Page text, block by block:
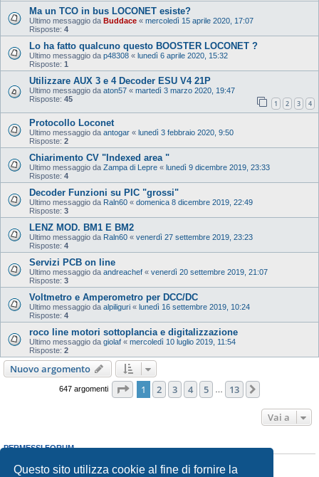
Questo sito utilizza cookie al fine di fornire la
Ma un TCO in bus LOCONET esiste?
Ultimo messaggio da Buddace « mercoledì 15 aprile 2020, 17:07
Risposte: 4
Lo ha fatto qualcuno questo BOOSTER LOCONET ?
Ultimo messaggio da p48308 « lunedì 6 aprile 2020, 15:32
Risposte: 1
Utilizzare AUX 3 e 4 Decoder ESU V4 21P
Ultimo messaggio da aton57 « martedì 3 marzo 2020, 19:47
Risposte: 45 1 2 3 4
Protocollo Loconet
Ultimo messaggio da antogar « lunedì 3 febbraio 2020, 9:50
Risposte: 2
Chiarimento CV "Indexed area "
Ultimo messaggio da Zampa di Lepre « lunedì 9 dicembre 2019, 23:33
Risposte: 4
Decoder Funzioni su PIC "grossi"
Ultimo messaggio da Raln60 « domenica 8 dicembre 2019, 22:49
Risposte: 3
LENZ MOD. BM1 E BM2
Ultimo messaggio da Raln60 « venerdì 27 settembre 2019, 23:23
Risposte: 4
Servizi PCB on line
Ultimo messaggio da andreachef « venerdì 20 settembre 2019, 21:07
Risposte: 3
Voltmetro e Amperometro per DCC/DC
Ultimo messaggio da alpiliguri « lunedì 16 settembre 2019, 10:24
Risposte: 4
roco line motori sottoplancia e digitalizzazione
Ultimo messaggio da giolaf « mercoledì 10 luglio 2019, 11:54
Risposte: 2
Nuovo argomento
647 argomenti Pagina di 13
1 2 3 4 5 13
Vai a
PERMESSI FORUM
Non puoirispondere negli argomenti